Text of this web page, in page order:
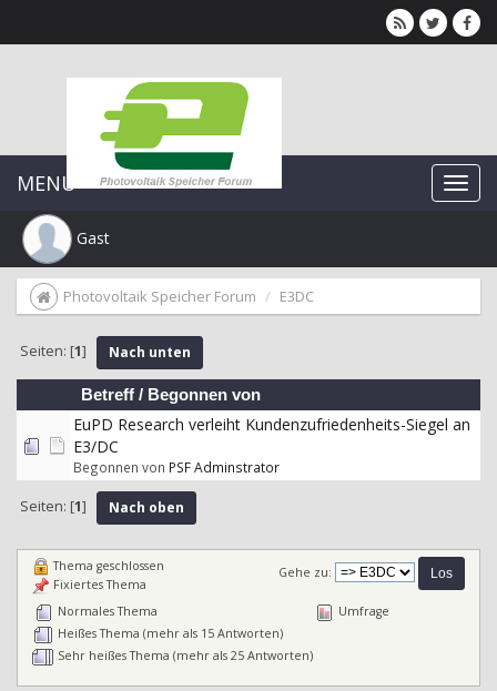
MENU
Gast
Photovoltaik Speicher Forum E3DC
Seiten: [1] Nach unten
Betreff / Begonnen von
EuPD Research verleiht Kundenzufriedenheits-Siegel an
E3/DC
Begonnen von PSF Adminstrator
Seiten: [1] Nach oben
Gehe zu:
Normales Thema
Heißes Thema (mehr als 15 Antworten)
Sehr heißes Thema (mehr als 25 Antworten)
Thema geschlossen
Fixiertes Thema
Umfrage